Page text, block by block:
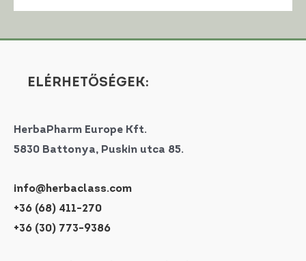
ELÉRHETŐSÉGEK:
HerbaPharm Europe Kft.
5830 Battonya, Puskin utca 85.
info@herbaclass.com
+36 (68) 411-270
+36 (30) 773-9386